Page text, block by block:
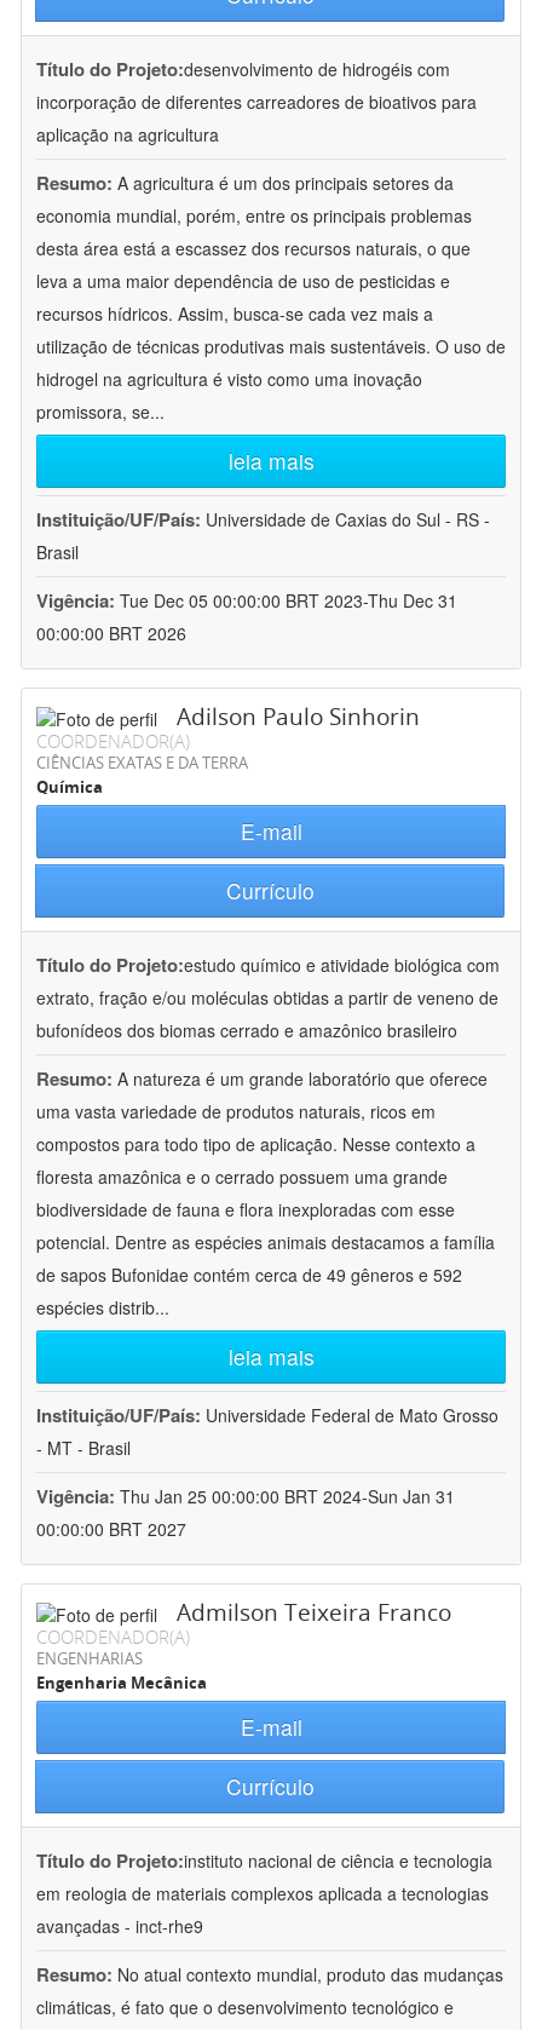
Título do Projeto:desenvolvimento de hidrogéis com
incorporação de diferentes carreadores de bioativos para
aplicação na agricultura
Resumo: A agricultura é um dos principais setores da
economia mundial, porém, entre os principais problemas
desta área está a escassez dos recursos naturais, o que
leva a uma maior dependência de uso de pesticidas e
recursos hídricos. Assim, busca-se cada vez mais a
utilização de técnicas produtivas mais sustentáveis. O uso de
hidrogel na agricultura é visto como uma inovação
promissora, se...
leia mais
Instituição/UF/País: Universidade de Caxias do Sul - RS -
Brasil
Vigência: Tue Dec 05 00:00:00 BRT 2023-Thu Dec 31
00:00:00 BRT 2026
Adilson Paulo Sinhorin
COORDENADOR(A)
CIÊNCIAS EXATAS E DA TERRA
Química
E-mail
Currículo
Título do Projeto:estudo químico e atividade biológica com
extrato, fração e/ou moléculas obtidas a partir de veneno de
bufonídeos dos biomas cerrado e amazônico brasileiro
Resumo: A natureza é um grande laboratório que oferece
uma vasta variedade de produtos naturais, ricos em
compostos para todo tipo de aplicação. Nesse contexto a
floresta amazônica e o cerrado possuem uma grande
biodiversidade de fauna e flora inexploradas com esse
potencial. Dentre as espécies animais destacamos a família
de sapos Bufonidae contém cerca de 49 gêneros e 592
espécies distrib...
leia mais
Instituição/UF/País: Universidade Federal de Mato Grosso
- MT - Brasil
Vigência: Thu Jan 25 00:00:00 BRT 2024-Sun Jan 31
00:00:00 BRT 2027
Admilson Teixeira Franco
COORDENADOR(A)
ENGENHARIAS
Engenharia Mecânica
E-mail
Currículo
Título do Projeto:instituto nacional de ciência e tecnologia
em reologia de materiais complexos aplicada a tecnologias
avançadas - inct-rhe9
Resumo: No atual contexto mundial, produto das mudanças
climáticas, é fato que o desenvolvimento tecnológico e